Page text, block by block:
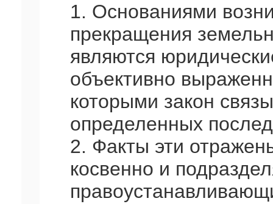
1. Основаниями
прекращения
являются
объективно
которыми закон
определенных
2. Факты эти
косвенно и